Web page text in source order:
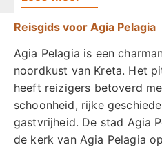
minimaal één jaar een
Nationale rijbewijzen
Zwitserland, Australië,
Oekraïne worden
Rijbewijs is vereist in alle
Wat is de
huren bij Rental Center
minimumleeftijd om een
Reisgids voor Agia Pelagia
Agia Pelagia is een
noordkust van Kreta. Het
heeft reizigers betoverd
schoonheid, rijke
gastvrijheid. De stad Agia
de kerk van Agia Pelagia